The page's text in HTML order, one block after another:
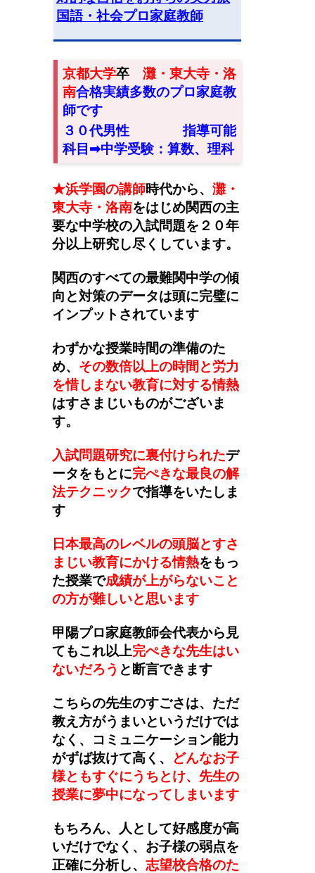
国語・社会プロ家庭教師
京都大学卒 灘・東大寺・洛
南合格実績多数のプロ家庭教
師です
３０代男性指導可能
科目➡︎中学受験：算数、理科
★浜学園の講師時代から、 灘・
東大寺・洛南をはじめ関西の主
要な中学校の入試問題を２０年
分以上研究し尽くしています。
関西のすべての最難関中学の傾
向と対策のデータは頭に完璧に
インプットされています
わずかな授業時間の準備のた
め、 その数倍以上の時間と労力
を惜しまない教育に対する情熱
はすさまじいものがございま
す。
入試問題研究に裏付けられたデ
ータをもとに完ぺきな最良の解
法テクニックで指導をいたしま
す
日本最高のレベルの頭脳とすさ
まじい教育にかける情熱をもっ
た授業で成績が上がらないこと
の方が難しいと思います
甲陽プロ家庭教師会代表から見
てもこれ以上完ぺきな先生はい
ないだろう と断言できます
こちらの先生のすごさは、ただ
教え方がうまいというだけでは
なく、コミュニケーション能力
がずば抜けて高く、
どんなお子
様ともすぐにうちとけ、先生の
授業に夢中になってしまいます
もちろん、人として好感度が高
いだけでなく、お子様の弱点を
正確に分析し、 志望校合格のた